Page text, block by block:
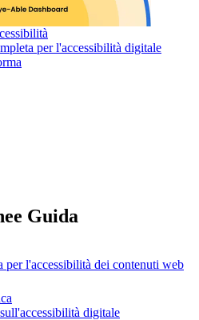
per l'accessibilità digitale
Guida
per l'accessibilità dei contenuti web
digitale